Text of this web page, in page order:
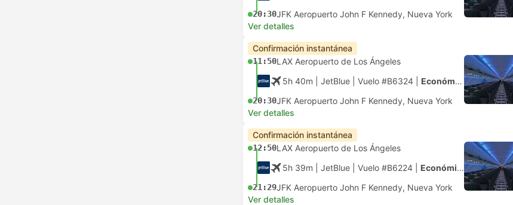
20:30JFK Aeropuerto John F Kennedy, Nueva York
Ver detalles
Confirmación instantánea
11:50LAX Aeropuerto de Los Ángeles
5h 40m | JetBlue Vuelo #B6324 Económica
20:30JFK Aeropuerto John F Kennedy, Nueva York
Ver detalles
Confirmación instantánea
12:50LAX Aeropuerto de Los Ángeles
5h 39m | JetBlue Vuelo #B6224 Económica
21:29JFK Aeropuerto John F Kennedy, Nueva York
Ver detalles